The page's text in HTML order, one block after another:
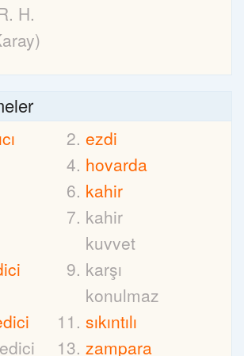
H.
ezdi
hovarda
kahir
kahir
kuvvet
karşı
konulmaz
sıkıntılı
zampara